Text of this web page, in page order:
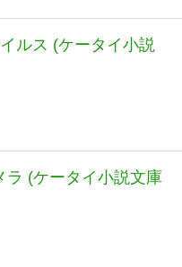
ルス (ケータイ小説
ラ (ケータイ小説文庫